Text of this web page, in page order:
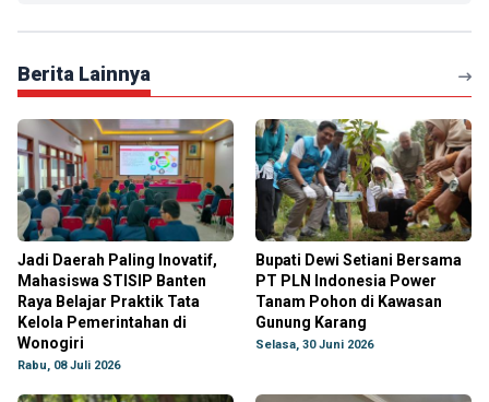
Berita Lainnya
Jadi Daerah Paling Inovatif,
Mahasiswa STISIP Banten
Raya Belajar Praktik Tata
Kelola Pemerintahan di
Wonogiri
Rabu, 08 Juli 2026
Bupati Dewi Setiani Bersama
PT PLN Indonesia Power
Tanam Pohon di Kawasan
Gunung Karang
Selasa, 30 Juni 2026